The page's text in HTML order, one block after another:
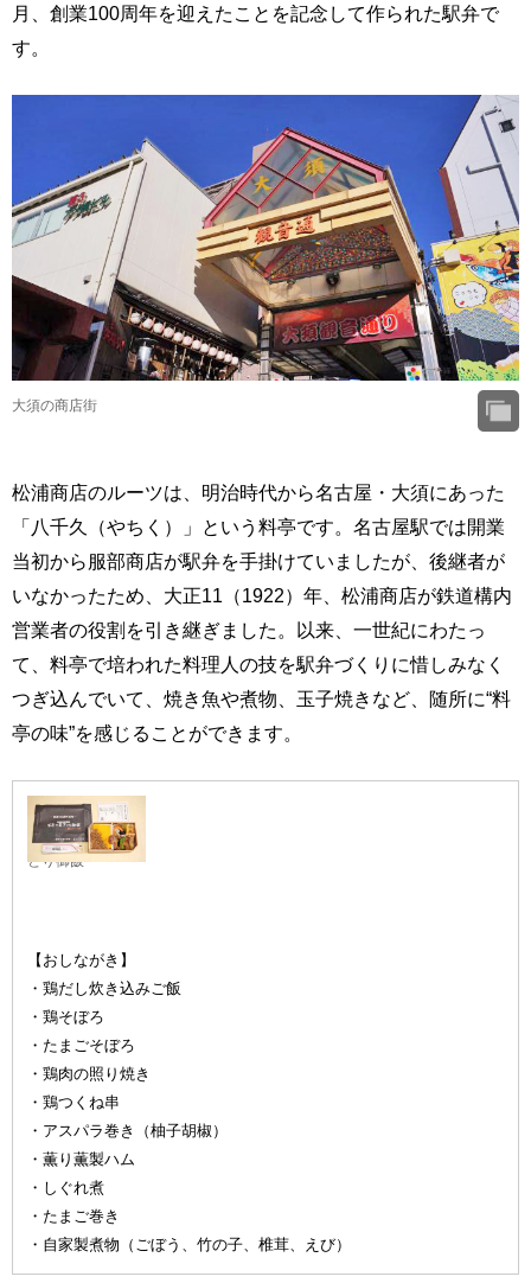
月、創業100周年を迎えたことを記念して作られた駅弁で
す。
大須の商店街
松浦商店のルーツは、明治時代から名古屋・大須にあった
「八千久（やちく）」という料亭です。名古屋駅では開業
当初から服部商店が駅弁を手掛けていましたが、後継者が
いなかったため、大正11（1922）年、松浦商店が鉄道構内
営業者の役割を引き継ぎました。以来、一世紀にわたっ
て、料亭で培われた料理人の技を駅弁づくりに惜しみなく
つぎ込んでいて、焼き魚や煮物、玉子焼きなど、随所に“料
亭の味”を感じることができます。
百年の天下
とり御飯
【おしながき】
・鶏だし炊き込みご飯
・鶏そぼろ
・たまごそぼろ
・鶏肉の照り焼き
・鶏つくね串
・アスパラ巻き（柚子胡椒）
・薫り薫製ハム
・しぐれ煮
・たまご巻き
・自家製煮物（ごぼう、竹の子、椎茸、えび）